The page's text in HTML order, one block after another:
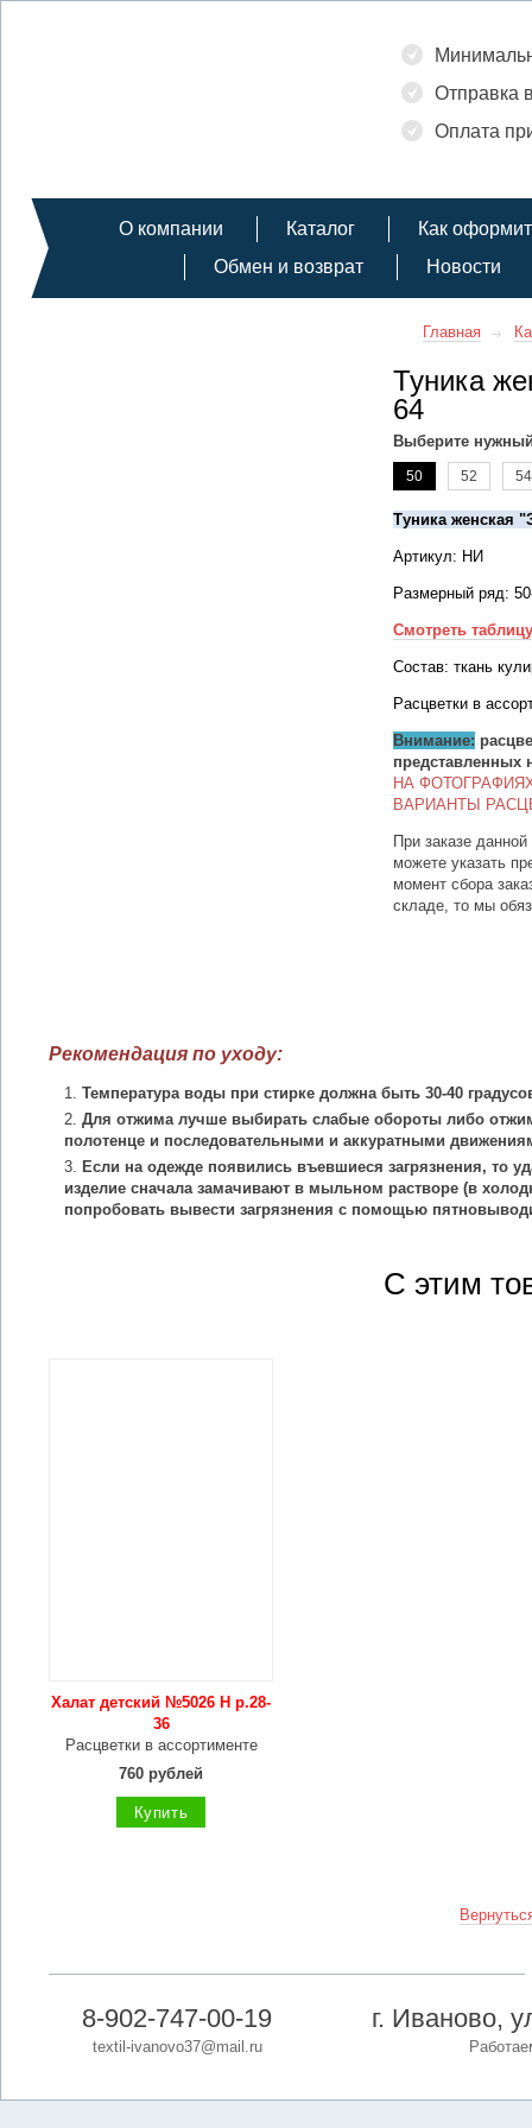
Отправка
Оплата
О компании Каталог
Как
Обмен и возврат
Новости
Главная
Туника
64
Выберите
50 52 54
Туника женская
Артикул: НИ
Размерный ряд:
Смотреть
Состав: ткань
Расцветки в
Внимание:
представленных
НА
ВАРИАНТЫ
При заказе
можете указать
момент сбора
складе, то мы
Рекомендация по уходу:
Температура воды при стирке должна быть 30-40
Для отжима лучше выбирать слабые обороты либо
полотенце и последовательными и аккуратными
Если на одежде появились въевшиеся загрязнения, то
изделие сначала замачивают в мыльном растворе (в
попробовать вывести загрязнения с помощью
С этим
Халат детский №5026 Н р.28-
36
Расцветки в ассортименте
760 рублей
Купить
8-902-747-00-19
textil-ivanovo37@mail.ru
г. Иваново,